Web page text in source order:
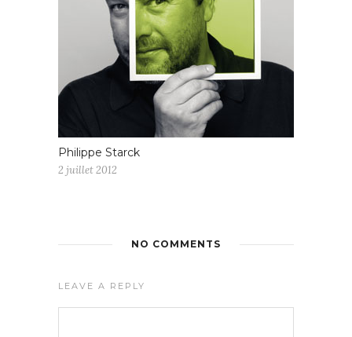
Philippe Starck
2 juillet 2012
NO COMMENTS
LEAVE A REPLY